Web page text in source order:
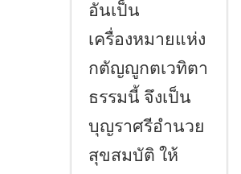
อันเป็น
เครื่องหมายแห่ง
กตัญญูกตเวทิตา
ธรรมนี้ จึงเป็น
บุญราศรีอำนวย
สุขสมบัติ ให้